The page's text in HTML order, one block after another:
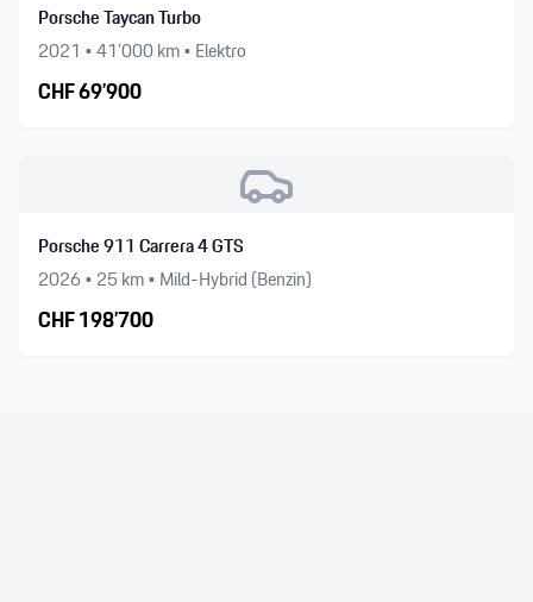
Porsche Taycan Turbo
2021 •41’000km • Elektro
CHF69’900
Porsche 911 Carrera 4 GTS
2026• 25km • Mild-Hybrid (Benzin)
CHF198’700